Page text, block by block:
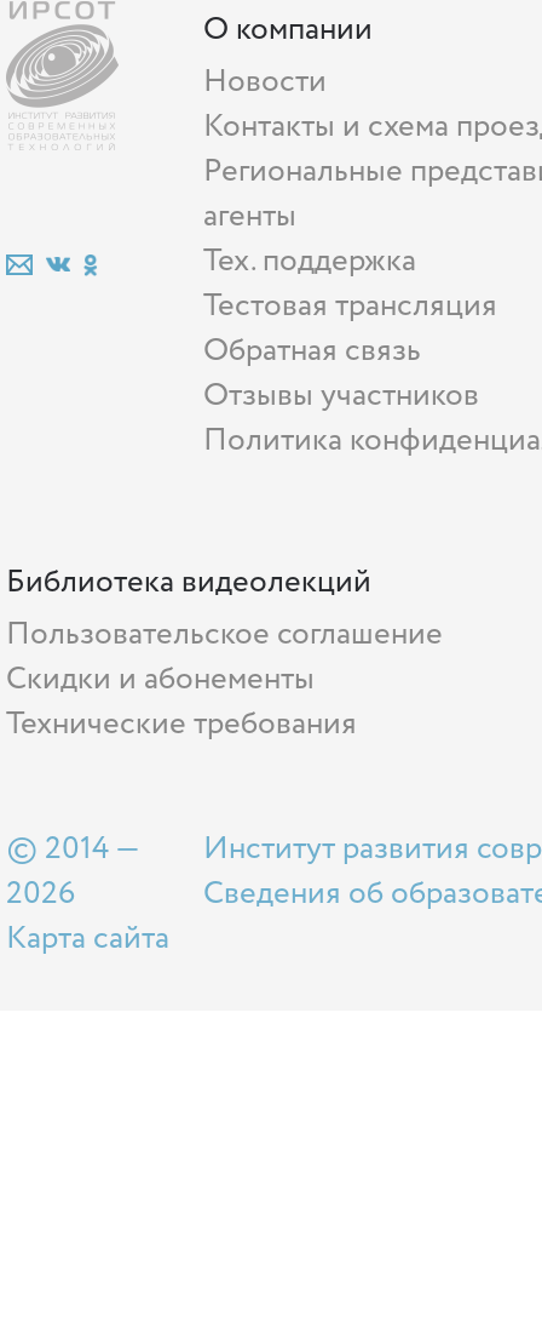
О компании
Новости
Контакты и схема
Региональные
агенты
Тех. поддержка
Тестовая трансляция
Обратная связь
Отзывы участников
Политика
Библиотека видеолекций
Пользовательское соглашение
Скидки и абонементы
Технические требования
© 2014 —
2026
Карта сайта
Институт развития
Сведения об